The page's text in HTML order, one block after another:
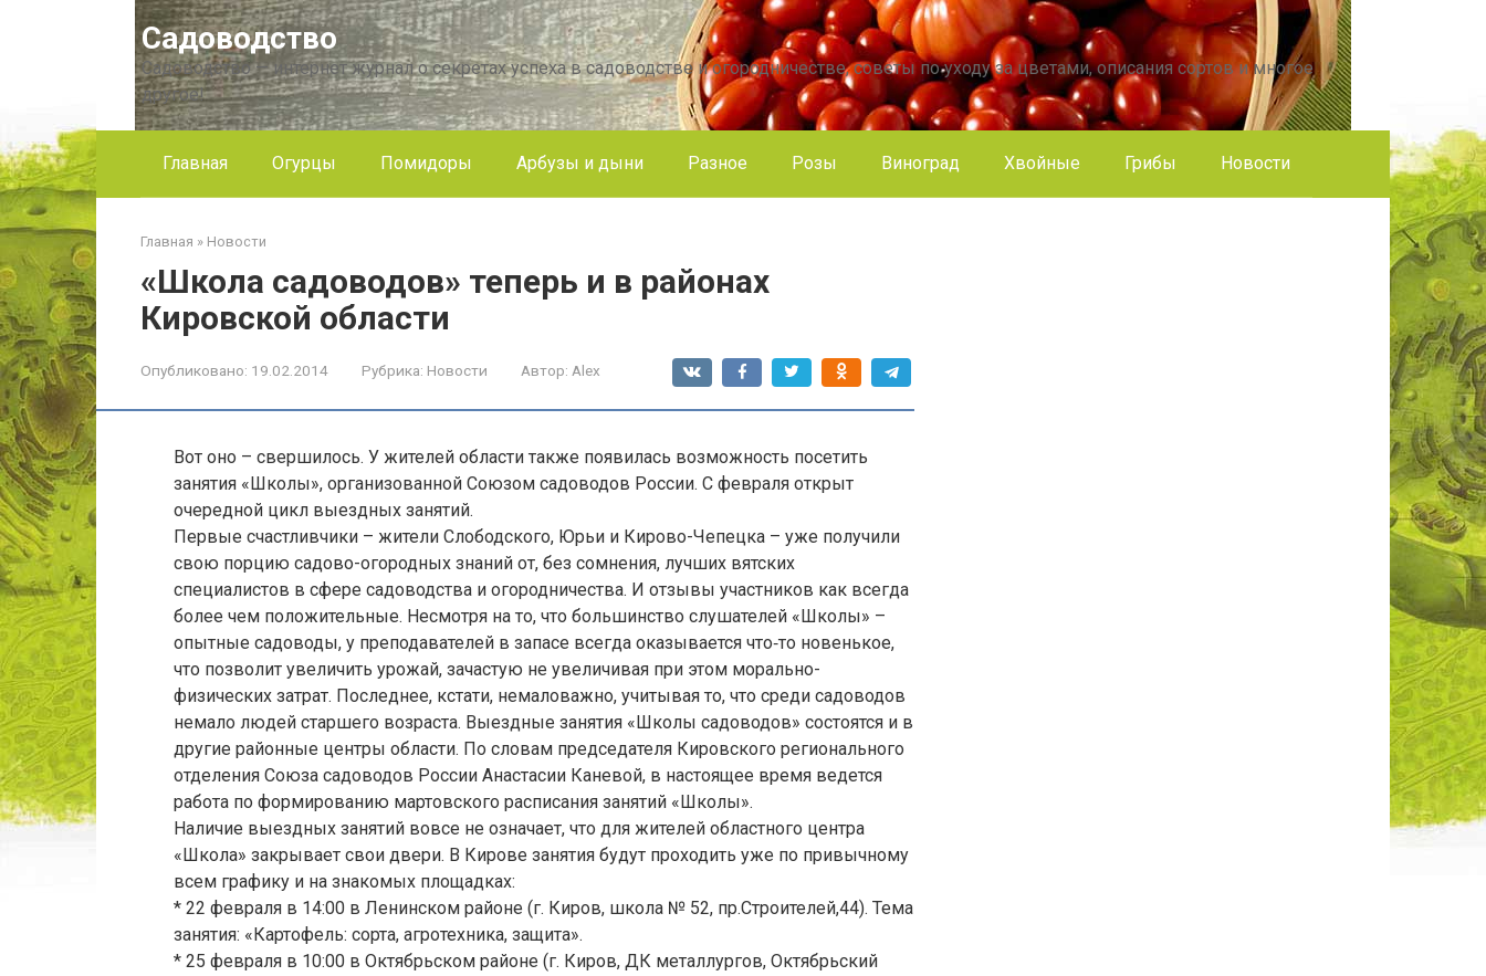
Садоводство
Садоводство — интернет журнал о секретах успеха в садоводстве и огородничестве, советы по уходу за цветами, описания сортов и многое
другое!
Главная Огурцы Помидоры Арбузы и дыни Разное Розы Виноград Хвойные Грибы Новости
Главная » Новости
«Школа садоводов» теперь и в районах
Кировской области
Опубликовано: 19.02.2014 Рубрика: Новости Автор: Alex
Вот оно – свершилось. У жителей области также появилась возможность посетить
занятия «Школы», организованной Союзом садоводов России. С февраля открыт
очередной цикл выездных занятий.
Первые счастливчики – жители Слободского, Юрьи и Кирово-Чепецка – уже получили
свою порцию садово-огородных знаний от, без сомнения, лучших вятских
специалистов в сфере садоводства и огородничества. И отзывы участников как всегда
более чем положительные. Несмотря на то, что большинство слушателей «Школы» –
опытные садоводы, у преподавателей в запасе всегда оказывается что‑то новенькое,
что позволит увеличить урожай, зачастую не увеличивая при этом морально-
физических затрат. Последнее, кстати, немаловажно, учитывая то, что среди садоводов
немало людей старшего возраста. Выездные занятия «Школы садоводов» состоятся и в
другие районные центры области. По словам председателя Кировского регионального
отделения Союза садоводов России Анастасии Каневой, в настоящее время ведется
работа по формированию мартовского расписания занятий «Школы».
Наличие выездных занятий вовсе не означает, что для жителей областного центра
«Школа» закрывает свои двери. В Кирове занятия будут проходить уже по привычному
всем графику и на знакомых площадках:
* 22 февраля в 14:00 в Ленинском районе (г. Киров, школа № 52, пр.Строителей,44). Тема
занятия: «Картофель: сорта, агротехника, защита».
* 25 февраля в 10:00 в Октябрьском районе (г. Киров, ДК металлургов, Октябрьский